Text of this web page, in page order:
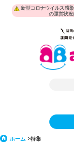
新型コロナウイルス感
の運営状況
ホーム 特集